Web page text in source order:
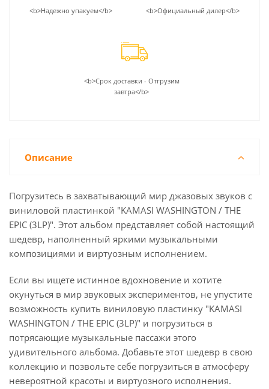
<b>Надежно упакуем</b> <b>Официальный дилер</b>
<b>Срок доставки - Отгрузим
завтра</b>
Описание
Погрузитесь в захватывающий мир джазовых звуков с
виниловой пластинкой "KAMASI WASHINGTON / THE
EPIC (3LP)". Этот альбом представляет собой настоящий
шедевр, наполненный яркими музыкальными
композициями и виртуозным исполнением.
Если вы ищете истинное вдохновение и хотите
окунуться в мир звуковых экспериментов, не упустите
возможность купить виниловую пластинку "KAMASI
WASHINGTON / THE EPIC (3LP)" и погрузиться в
потрясающие музыкальные пассажи этого
удивительного альбома. Добавьте этот шедевр в свою
коллекцию и позвольте себе погрузиться в атмосферу
невероятной красоты и виртуозного исполнения.